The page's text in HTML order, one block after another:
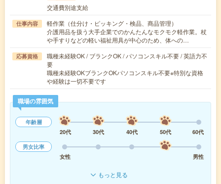
交通費別途支給
仕事内容
軽作業（仕分け・ピッキング・検品、商品管理）
介護用品を扱う大手企業でのかんたんなモクモク軽作業。杖
や手すりなどの軽い福祉用具が中心のため、体への…
応募資格
職種未経験OK / ブランクOK / パソコンスキル不要 / 英語力不
要
職種未経験OKブランクOKパソコンスキル不要※特別な資格
や経験は一切不要です
職場の雰囲気
年齢層
20代
30代 40代 50代
60代
男女比率
女性
男性
もっと見る